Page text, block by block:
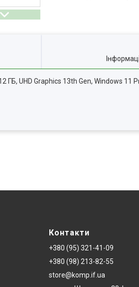
UHD Graphics 13th Gen, Windows 11
Контакти
+380 (95) 321-41-09
+380 (98) 213-82-55
store@komp.if.ua